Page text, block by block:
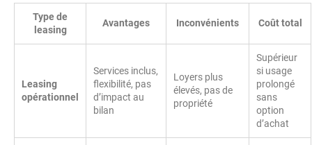
Type de
leasing
Avantages Inconvénients Coût total
Leasing
opérationnel
Services inclus,
flexibilité, pas
d’impact au
bilan
Loyers plus
élevés, pas de
propriété
Supérieur
si usage
prolongé
sans
option
d’achat